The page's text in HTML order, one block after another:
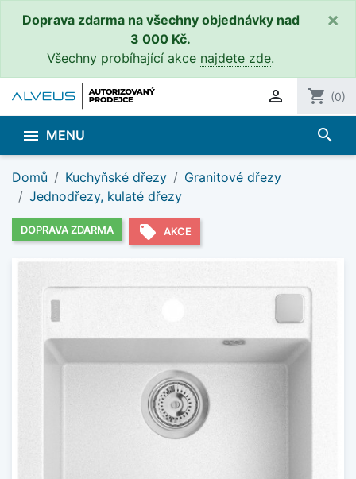
Doprava zdarma na všechny objednávky nad
3 000 Kč.
Všechny probíhající akce najdete zde.
×
 shopping_cart (0)
 MENU search
Domů Kuchyňské dřezy
Granitové dřezy
Jednodřezy, kulaté dřezy
DOPRAVA ZDARMA local_offer AKCE